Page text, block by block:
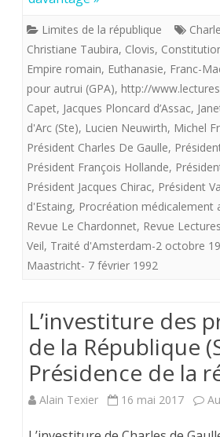
Limites de la république
Christiane Taubira, Clovis,
Empire romain, Euthanasie, Franc-
pour autrui (GPA), http://
Capet, Jacques Ploncard d’Assac,
d'Arc (Ste), Lucien Neuwirth, Michel
Président Charles De Gaulle,
Président François Hollande,
Président Jacques Chirac, Président
d'Estaing, Procréation médicalement
Revue Le Chardonnet, Revue
Veil, Traité d'Amsterdam-2 octobre
Maastricht- 7 février 1992
L’investiture des
de la République
Présidence de la
Alain Texier 16 mai 2017